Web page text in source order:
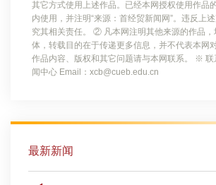
其它方式使用上述作品。已经本网授权使用作品
内使用，并注明“来源：首经贸新闻网”。违反上
究其相关责任。 ② 凡本网注明其他来源的作品
体，转载目的在于传递更多信息，并不代表本网
作品内容、版权和其它问题请与本网联系。 ※ 联
闻中心 Email：xcb@cueb.edu.cn
最新新闻